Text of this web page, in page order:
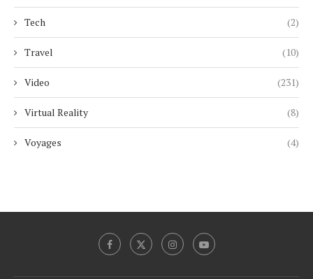
Tech (2)
Travel (10)
Video (231)
Virtual Reality (8)
Voyages (4)